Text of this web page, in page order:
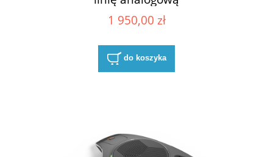
1 950,00 zł
do koszyka